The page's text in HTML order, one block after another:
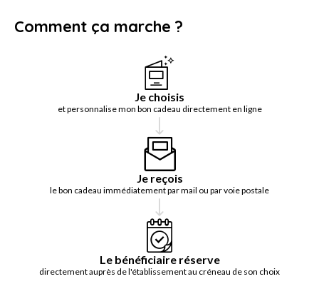
Comment ça marche ?
Je choisis
et personnalise mon bon cadeau directement en ligne
Je reçois
le bon cadeau immédiatement par mail ou par voie postale
Le bénéficiaire réserve
directement auprès de l'établissement au créneau de son choix